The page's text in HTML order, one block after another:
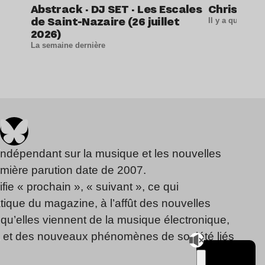
Abstrack · DJ SET · Les Escales
de Saint-Nazaire (26 juillet
2026)
La semaine dernière
Christine
Il y a
sur la musique et les nouvelles
parution date de 2007.
« prochain », « suivant », ce qui
du magazine, à l’affût des nouvelles
viennent de la musique électronique,
des nouveaux phénomènes de société liés